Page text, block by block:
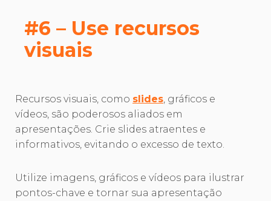
#6 – Use recursos
visuais
Recursos visuais, como slides, gráficos e
vídeos, são poderosos aliados em
apresentações. Crie slides atraentes e
informativos, evitando o excesso de texto.
Utilize imagens, gráficos e vídeos para ilustrar
pontos-chave e tornar sua apresentação